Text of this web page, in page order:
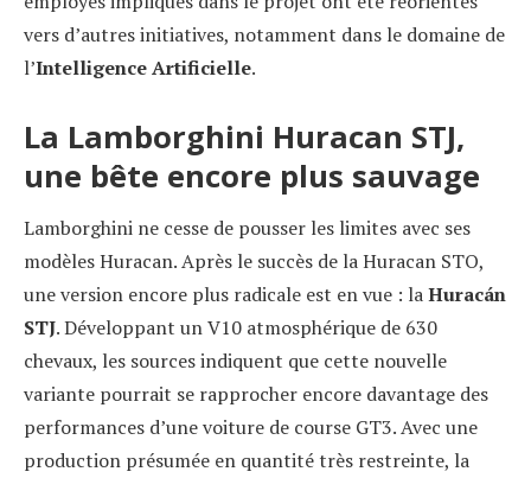
vers d’autres initiatives, notamment dans le domaine de
l’Intelligence Artificielle.
La Lamborghini Huracan STJ,
une bête encore plus sauvage
Lamborghini ne cesse de pousser les limites avec ses
modèles Huracan. Après le succès de la Huracan STO,
une version encore plus radicale est en vue : laHuracán
STJ. Développant un V10 atmosphérique de 630
chevaux, les sources indiquent que cette nouvelle
variante pourrait se rapprocher encore davantage des
performances d’une voiture de course GT3. Avec une
production présumée en quantité très restreinte, la